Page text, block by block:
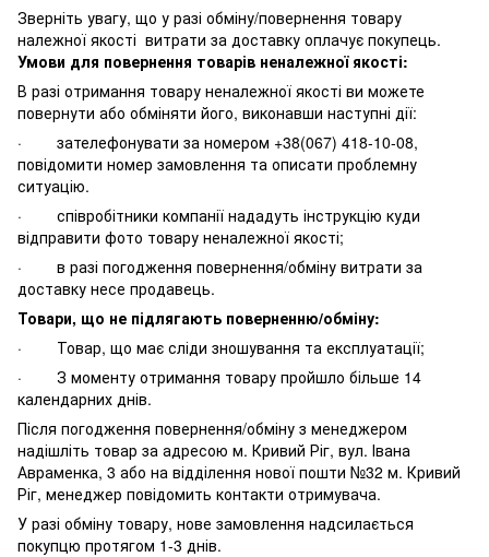
Зверніть увагу, що у разі обміну/повернення товару
належної якості витрати за доставку оплачує покупець.
Умови для повернення товарів неналежної якості:
В разі отримання товару неналежної якості ви можете
повернути або обміняти його, виконавши наступні дії:
· зателефонувати за номером +38(067) 418-10-08,
повідомити номер замовлення та описати проблемну
ситуацію.
· співробітники компанії нададуть інструкцію куди
відправити фото товару неналежної якості;
· в разі погодження повернення/обміну витрати за
доставку несе продавець.
Товари, що не підлягають поверненню/обміну:
· Товар, що має сліди зношування та експлуатації;
· З моменту отримання товару пройшло більше 14
календарних днів.
Після погодження повернення/обміну з менеджером
надішліть товар за адресою м. Кривий Ріг, вул. Івана
Авраменка, 3 або на відділення нової пошти №32 м. Кривий
Ріг, менеджер повідомить контакти отримувача.
У разі обміну товару, нове замовлення надсилається
покупцю протягом 1-3 днів.